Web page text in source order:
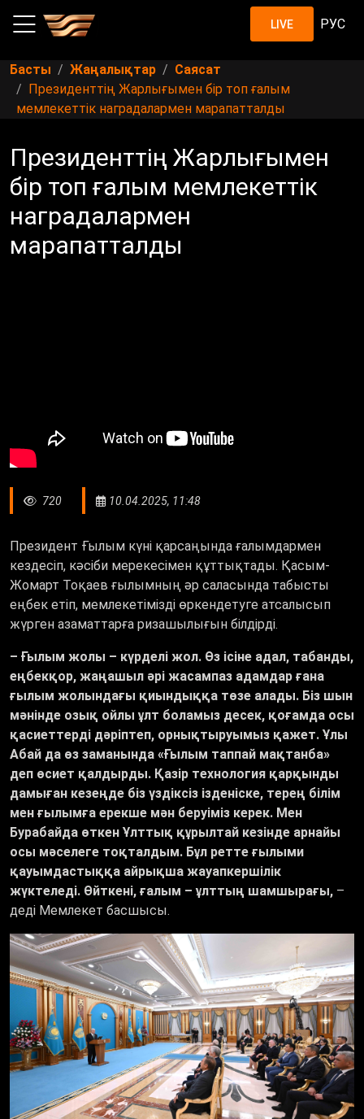
LIVE РУС
Басты Жаңалықтар
Саясат
Президенттің Жарлығымен бір топ ғалым
мемлекеттік наградалармен марапатталды
Президенттің Жарлығымен
бір топ ғалым мемлекеттік
наградалармен
марапатталды
720 10.04.2025, 11:48
Президент Ғылым күні қарсаңында ғалымдармен
кездесіп, кәсіби мерекесімен құттықтады. Қасым-
Жомарт Тоқаев ғылымның әр саласында табысты
еңбек етіп, мемлекетімізді өркендетуге атсалысып
жүрген азаматтарға ризашылығын білдірді.
– Ғылым жолы – күрделі жол. Өз ісіне адал, табанды,
еңбекқор, жаңашыл әрі жасампаз адамдар ғана
ғылым жолындағы қиындыққа төзе алады. Біз шын
мәнінде озық ойлы ұлт боламыз десек, қоғамда осы
қасиеттерді дәріптеп, орнықтыруымыз қажет. Ұлы
Абай да өз заманында «Ғылым таппай мақтанба»
деп өсиет қалдырды. Қазір технология қарқынды
дамыған кезеңде біз үздіксіз ізденіске, терең білім
мен ғылымға ерекше мән беруіміз керек. Мен
Бурабайда өткен Ұлттық құрылтай кезінде арнайы
осы мәселеге тоқталдым. Бұл ретте ғылыми
қауымдастыққа айрықша жауапкершілік
жүктеледі. Өйткені, ғалым – ұлттың шамшырағы, –
деді Мемлекет басшысы.